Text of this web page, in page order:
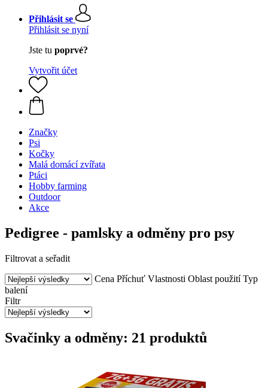
Přihlásit se
Přihlásit se nyní
Jste tu poprvé?
Vytvořit účet
Značky
Psi
Kočky
Malá domácí zvířata
Ptáci
Hobby farming
Outdoor
Akce
Pedigree - pamlsky a odměny pro psy
Filtrovat a seřadit
Cena Příchuť Vlastnosti Oblast použití Typ
balení
Filtr
Svačinky a odměny: 21 produktů